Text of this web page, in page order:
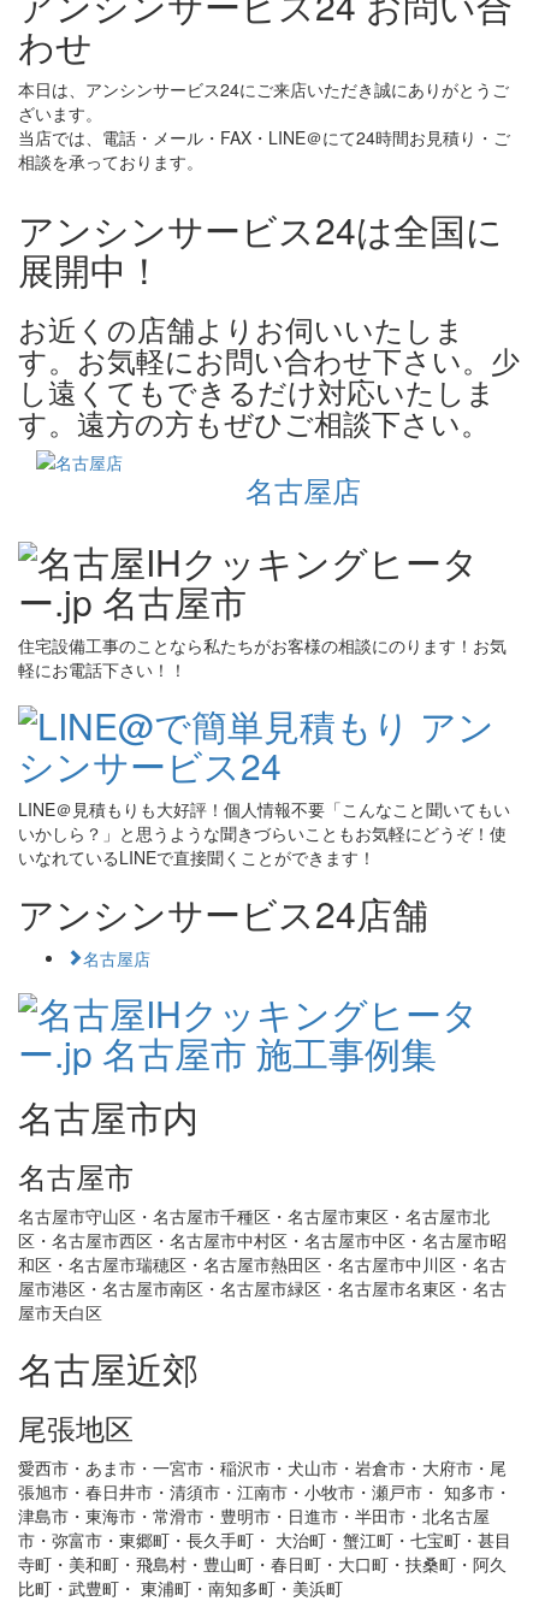
わせ
本日は、アンシンサービス24にご来店いただき誠にありがとうご
ざいます。
当店では、電話・メール・FAX・LINE＠にて24時間お見積り・ご
相談を承っております。
アンシンサービス24は全国に
展開中！
お近くの店舗よりお伺いいたしま
す。お気軽にお問い合わせ下さい。少
し遠くてもできるだけ対応いたしま
す。遠方の方もぜひご相談下さい。
名古屋店
住宅設備工事のことなら私たちがお客様の相談にのります！お気
軽にお電話下さい！！
LINE＠見積もりも大好評！個人情報不要「こんなこと聞いてもい
いかしら？」と思うような聞きづらいこともお気軽にどうぞ！使
いなれているLINEで直接聞くことができます！
アンシンサービス24店舗
名古屋店
名古屋市内
名古屋市
名古屋市守山区・名古屋市千種区・名古屋市東区・名古屋市北
区・名古屋市西区・名古屋市中村区・名古屋市中区・名古屋市昭
和区・名古屋市瑞穂区・名古屋市熱田区・名古屋市中川区・名古
屋市港区・名古屋市南区・名古屋市緑区・名古屋市名東区・名古
屋市天白区
名古屋近郊
尾張地区
愛西市・あま市・一宮市・稲沢市・犬山市・岩倉市・大府市・尾
張旭市・春日井市・清須市・江南市・小牧市・瀬戸市・ 知多市・
津島市・東海市・常滑市・豊明市・日進市・半田市・北名古屋
市・弥富市・東郷町・長久手町・ 大治町・蟹江町・七宝町・甚目
寺町・美和町・飛島村・豊山町・春日町・大口町・扶桑町・阿久
比町・武豊町・ 東浦町・南知多町・美浜町